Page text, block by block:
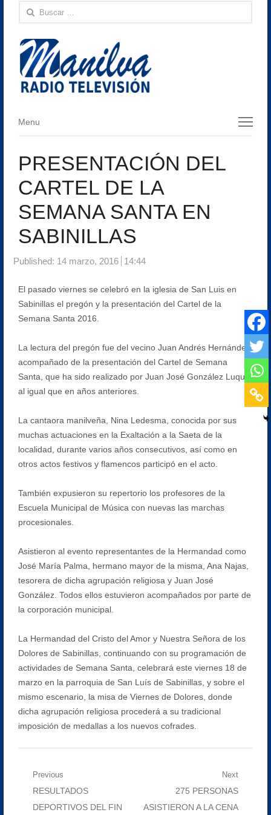
Buscar:
Menu
Menu
PRESENTACIÓN DEL
CARTEL DE LA
SEMANA SANTA EN
SABINILLAS
Published: 14 marzo, 2016 14:44
El pasado viernes se celebró en la iglesia de San Luis en
Sabinillas el pregón y la presentación del Cartel de la
Semana Santa 2016.
La lectura del pregón fue del vecino Juan Andrés Hernández,
acompañado de la presentación del Cartel de Semana
Santa, que ha sido realizado por Juan José González Luque,
al igual que en años anteriores.
La cantaora manilveña, Nina Ledesma, conocida por sus
muchas actuaciones en la Exaltación a la Saeta de la
localidad, durante varios años consecutivos, así como en
otros actos festivos y flamencos participó en el acto.
También expusieron su repertorio los profesores de la
Escuela Municipal de Música con nuevas las marchas
procesionales.
Asistieron al evento representantes de la Hermandad como
José María Palma, hermano mayor de la misma, Ana Najas,
tesorera de dicha agrupación religiosa y Juan José
González. Todos ellos estuvieron acompañados por parte de
la corporación municipal.
La Hermandad del Cristo del Amor y Nuestra Señora de los
Dolores de Sabinillas, continuando con su programación de
actividades de Semana Santa, celebrará este viernes 18 de
marzo en la parroquia de San Luís de Sabinillas, y sobre el
mismo escenario, la misa de Viernes de Dolores, donde
dicha agrupación religiosa procederá a su tradicional
imposición de medallas a los nuevos cofrades.
Navegación
Previous
Previous
post:
RESULTADOS
DEPORTIVOS DEL FIN
Next
Next
post:
275 PERSONAS
ASISTIERON A LA CENA